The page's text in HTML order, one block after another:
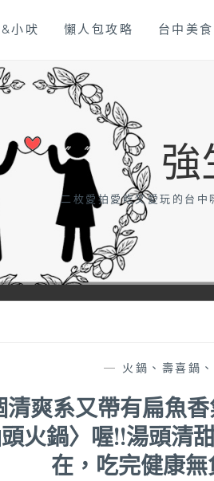
小吠 懶人包攻略 台中美食
強
二枚愛拍愛吃又愛玩的台
— 火鍋、壽喜鍋
清爽系又帶有扁魚
火鍋〉喔!!湯頭清
在，吃完健康